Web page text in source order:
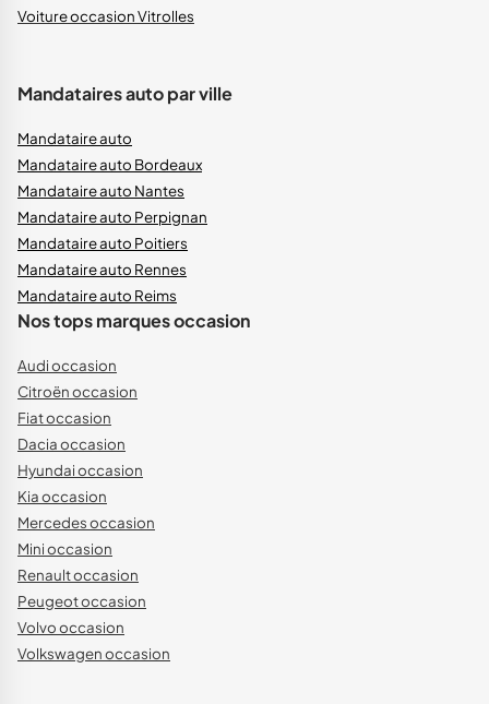
Voiture occasion Vitrolles
Mandataires auto par ville
Mandataire auto
Mandataire auto Bordeaux
Mandataire auto Nantes
Mandataire auto Perpignan
Mandataire auto Poitiers
Mandataire auto Rennes
Mandataire auto Reims
Nos tops marques occasion
Audi occasion
Citroën occasion
Fiat occasion
Dacia occasion
Hyundai occasion
Kia occasion
Mercedes occasion
Mini occasion
Renault occasion
Peugeot occasion
Volvo occasion
Volkswagen occasion